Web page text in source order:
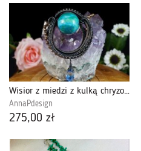
Wisior z miedzi z kulką chryzokoli
AnnaPdesign
275,00 zł